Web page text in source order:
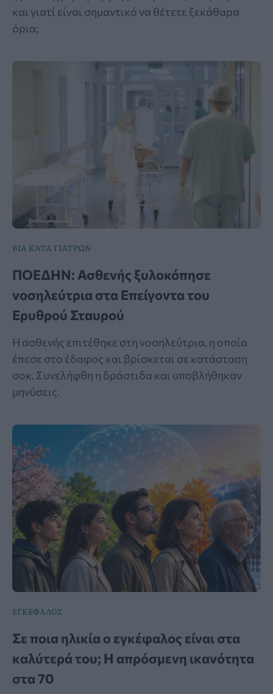
και γιατί είναι σημαντικό να θέτετε ξεκάθαρα
όρια;
ΒΙΑ ΚΑΤΑ ΓΙΑΤΡΩΝ
ΠΟΕΔΗΝ: Ασθενής ξυλοκόπησε
νοσηλεύτρια στα Επείγοντα του
Ερυθρού Σταυρού
Η ασθενής επιτέθηκε στη νοσηλεύτρια, η οποία
έπεσε στο έδαφος και βρίσκεται σε κατάσταση
σοκ. Συνελήφθη η δράστιδα και υποβλήθηκαν
μηνύσεις.
ΕΓΚΕΦΑΛΟΣ
Σε ποια ηλικία ο εγκέφαλος είναι στα
καλύτερά του; Η απρόσμενη ικανότητα
στα 70